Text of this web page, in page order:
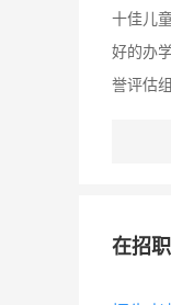
十佳儿
好的办
誉评估
在招